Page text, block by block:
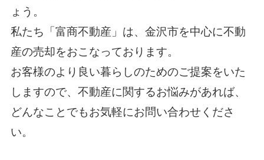
ょう。
私たち「富商不動産」は、金沢市を中心に不動
産の売却をおこなっております。
お客様のより良い暮らしのためのご提案をいた
しますので、不動産に関するお悩みがあれば、
どんなことでもお気軽にお問い合わせくださ
い。